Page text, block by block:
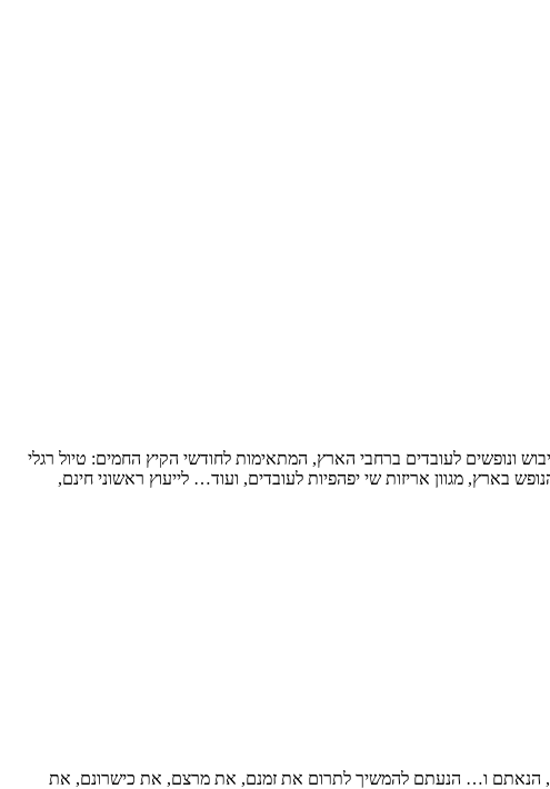
ונופשים לעובדים ברחבי הארץ, המתאימות לחודשי הקיץ החמים: טיול רגלי
בארץ, מגוון אריזות שי יפהפיות לעובדים, ועוד… לייעוץ ראשוני חינם,
הנאתם ו… הנעתם להמשיך לתרום את זמנם, את מרצם, את כישרונם, את